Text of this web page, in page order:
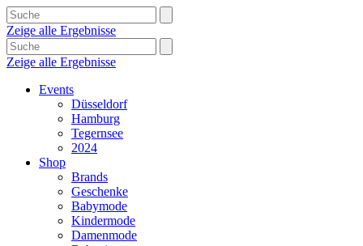
Zeige alle Ergebnisse
Zeige alle Ergebnisse
Events
Düsseldorf
Hamburg
Tegernsee
2024
Shop
Brands
Geschenke
Babymode
Kindermode
Damenmode